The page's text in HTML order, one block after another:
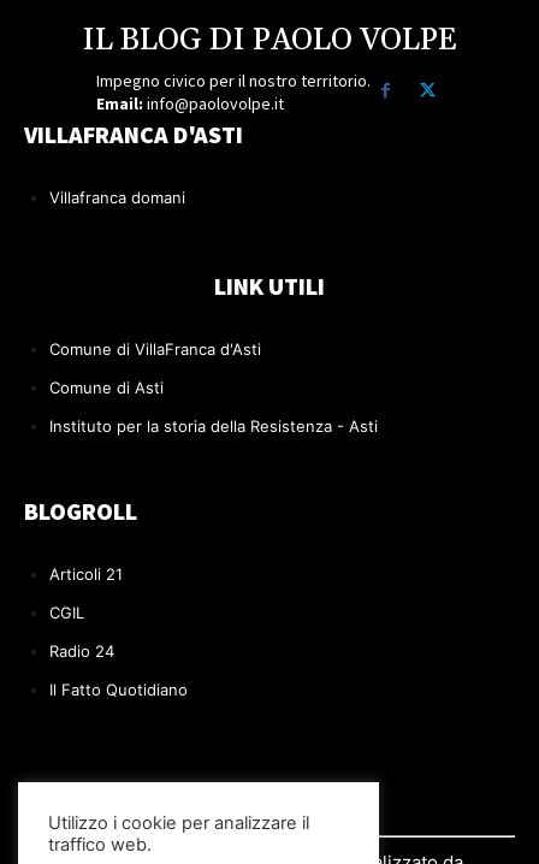
IL BLOG DI PAOLO VOLPE
Impegno civico per il nostro territorio.
Email: info@paolovolpe.it
VILLAFRANCA D'ASTI
Villafranca domani
LINK UTILI
Comune di VillaFranca d'Asti
Comune di Asti
Instituto per la storia della Resistenza - Asti
BLOGROLL
Articoli 21
CGIL
Radio 24
Il Fatto Quotidiano
Utilizzo i cookie per analizzare il
traffico web.